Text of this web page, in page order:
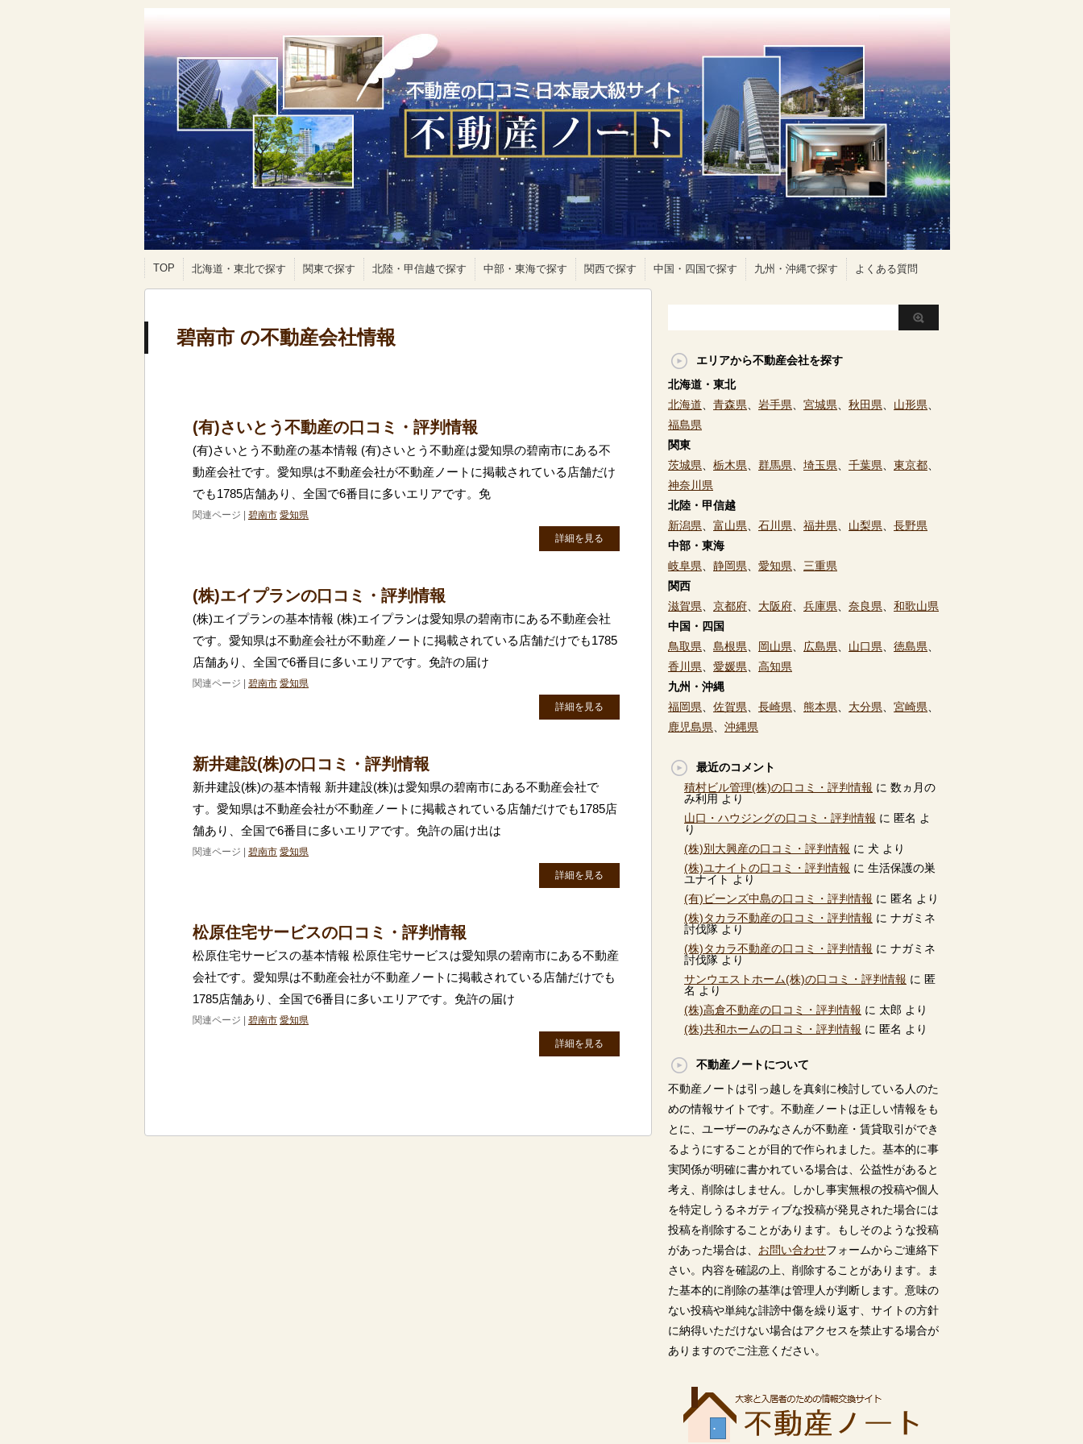
TOP 北海道・東北で探す 関東で探す 北陸・甲信越で探す 中部・東海で探す 関西で探す 中国・四国で探す 九州・沖縄で探す よくある質問
碧南市 の不動産会社情報
(有)さいとう不動産の口コミ・評判情報
(有)さいとう不動産の基本情報 (有)さいとう不動産は愛知県の碧南市にある不
動産会社です。愛知県は不動産会社が不動産ノートに掲載されている店舗だけ
でも1785店舗あり、全国で6番目に多いエリアです。免
関連ページ | 碧南市 愛知県
詳細を見る
(株)エイプランの口コミ・評判情報
(株)エイプランの基本情報 (株)エイプランは愛知県の碧南市にある不動産会社
です。愛知県は不動産会社が不動産ノートに掲載されている店舗だけでも1785
店舗あり、全国で6番目に多いエリアです。免許の届け
関連ページ | 碧南市 愛知県
詳細を見る
新井建設(株)の口コミ・評判情報
新井建設(株)の基本情報 新井建設(株)は愛知県の碧南市にある不動産会社で
す。愛知県は不動産会社が不動産ノートに掲載されている店舗だけでも1785店
舗あり、全国で6番目に多いエリアです。免許の届け出は
関連ページ | 碧南市 愛知県
詳細を見る
松原住宅サービスの口コミ・評判情報
松原住宅サービスの基本情報 松原住宅サービスは愛知県の碧南市にある不動産
会社です。愛知県は不動産会社が不動産ノートに掲載されている店舗だけでも
1785店舗あり、全国で6番目に多いエリアです。免許の届け
関連ページ | 碧南市 愛知県
詳細を見る
エリアから不動産会社を探す
北海道・東北
北海道
青森県 岩手県 宮城県 秋田県 山形県
福島県
関東
茨城県
栃木県 群馬県 埼玉県 千葉県 東京都
神奈川県
北陸・甲信越
新潟県
富山県 石川県 福井県 山梨県
長野県
中部・東海
岐阜県
静岡県 愛知県
三重県
関西
滋賀県
京都府 大阪府 兵庫県 奈良県
和歌山県
中国・四国
鳥取県
島根県 岡山県 広島県 山口県 徳島県
香川県
愛媛県
高知県
九州・沖縄
福岡県
佐賀県 長崎県 熊本県 大分県 宮崎県
鹿児島県
沖縄県
最近のコメント
積村ビル管理(株)の口コミ・評判情報 に 数ヵ月の
み利用 より
山口・ハウジングの口コミ・評判情報 に 匿名 よ
り
(株)別大興産の口コミ・評判情報 に 犬 より
(株)ユナイトの口コミ・評判情報 に 生活保護の巣
ユナイト より
(有)ビーンズ中島の口コミ・評判情報 に 匿名 より
(株)タカラ不動産の口コミ・評判情報 に ナガミネ
討伐隊 より
(株)タカラ不動産の口コミ・評判情報 に ナガミネ
討伐隊 より
サンウエストホーム(株)の口コミ・評判情報 に 匿
名 より
(株)高倉不動産の口コミ・評判情報 に 太郎 より
(株)共和ホームの口コミ・評判情報 に 匿名 より
不動産ノートについて
不動産ノートは引っ越しを真剣に検討している人のた
めの情報サイトです。不動産ノートは正しい情報をも
とに、ユーザーのみなさんが不動産・賃貸取引ができ
るようにすることが目的で作られました。基本的に事
実関係が明確に書かれている場合は、公益性があると
考え、削除はしません。しかし事実無根の投稿や個人
を特定しうるネガティブな投稿が発見された場合には
投稿を削除することがあります。もしそのような投稿
があった場合は、 お問い合わせフォームからご連絡下
さい。内容を確認の上、削除することがあります。ま
た基本的に削除の基準は管理人が判断します。意味の
ない投稿や単純な誹謗中傷を繰り返す、サイトの方針
に納得いただけない場合はアクセスを禁止する場合が
ありますのでご注意ください。